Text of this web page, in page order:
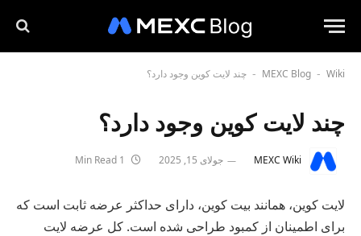
MEXC Blog - Wiki
- چند لایت کوین وجود دارد؟
چند لایت کوین وجود دارد؟
MEXC Wiki جولای 15, 2025
لایت کوین، همانند بیت کوین، دارای حداکثر عرضه ثابت است که
برای اطمینان از کمبود طراحی شده است. کل عرضه لایت